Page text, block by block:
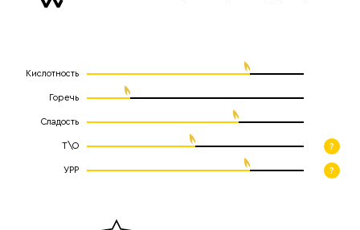
Кислотность
Горечь
Сладость
Т\О ?
УРР ?